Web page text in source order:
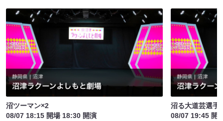
沼ツーマン×2
08/07 18:15 開場 18:30 開演
沼る大道芸選手
08/07 19:45 開